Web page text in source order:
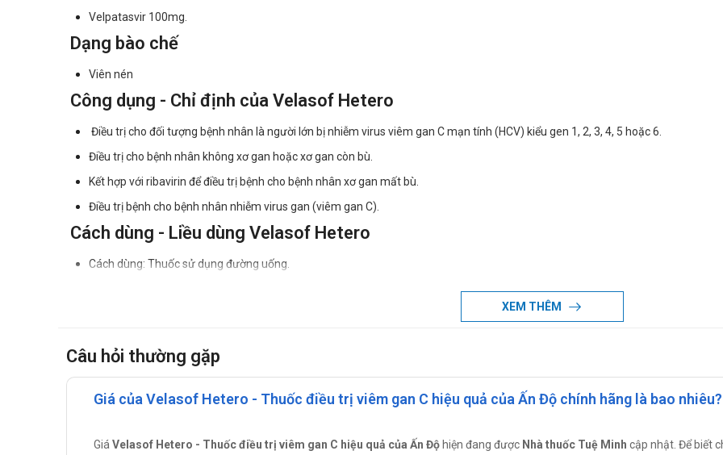
Velpatasvir 100mg.
Dạng bào chế
Viên nén
Công dụng - Chỉ định của Velasof Hetero
Điều trị cho đối tượng bệnh nhân là người lớn bị nhiễm virus viêm gan C mạn tính (HCV) kiểu gen 1, 2, 3, 4, 5 hoặc 6.
Điều trị cho bệnh nhân không xơ gan hoặc xơ gan còn bù.
Kết hợp với ribavirin để điều trị bệnh cho bệnh nhân xơ gan mất bù.
Điều trị bệnh cho bệnh nhân nhiễm virus gan (viêm gan C).
Cách dùng - Liều dùng Velasof Hetero
Cách dùng: Thuốc sử dụng đường uống.
Liều dùng đối với bệnh nhân xơ gan mất bù (Child-Pugh B hoặc C): Sử dụng 1 viên 1 lần mỗi ngày và kết hợp với Ribavirin
Chống chỉ định của Velasof Hetero
Không dùng cho bệnh nhân mẫn cảm với bất cứ thành phần nào của thuốc.
XEM THÊM
Câu hỏi thường gặp
Giá của Velasof Hetero - Thuốc điều trị viêm gan C hiệu quả của Ấn Độ chính hãng là bao nhiêu?
Giá Velasof Hetero - Thuốc điều trị viêm gan C hiệu quả của Ấn Độ hiện đang được Nhà thuốc Tuệ Minh cập nhật. Để biết